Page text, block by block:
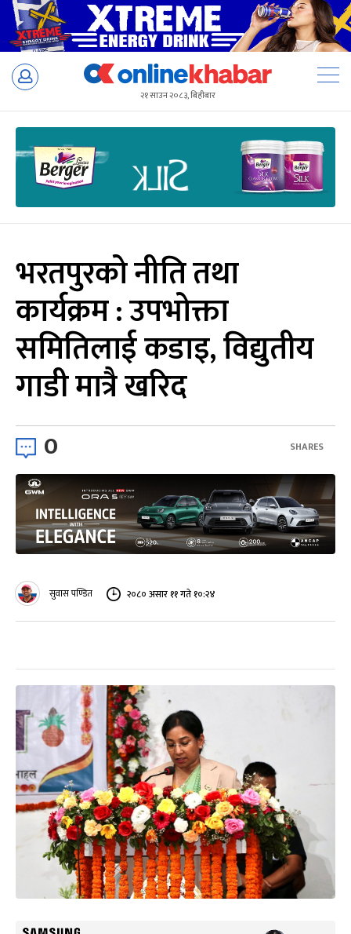
Skip
२१ साउन २०८३, बिहीबार
भरतपुरको नीति तथा
कार्यक्रम : उपभोक्ता
समितिलाई कडाइ, विद्युतीय
गाडी मात्रै खरिद
0 SHARES
सुवास पण्डित २०८० असार ११ गते १०:२४